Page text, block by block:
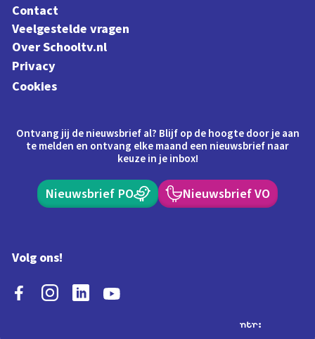
Contact
Veelgestelde vragen
Over Schooltv.nl
Privacy
Cookies
Ontvang jij de nieuwsbrief al? Blijf op de hoogte door je aan
te melden en ontvang elke maand een nieuwsbrief naar
keuze in je inbox!
Nieuwsbrief PO Nieuwsbrief VO
Volg ons!